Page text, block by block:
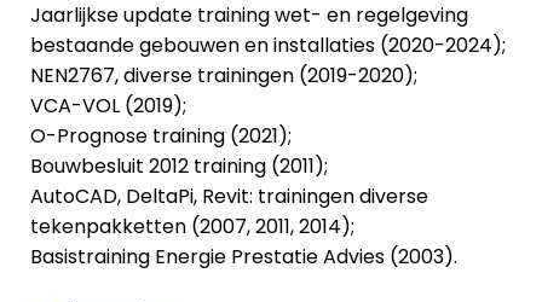
Jaarlijkse update training wet- en regelgeving
bestaande gebouwen en installaties (2020-2024);
NEN2767, diverse trainingen (2019-2020);
VCA-VOL (2019);
O-Prognose training (2021);
Bouwbesluit 2012 training (2011);
AutoCAD, DeltaPi, Revit: trainingen diverse
tekenpakketten (2007, 2011, 2014);
Basistraining Energie Prestatie Advies (2003).